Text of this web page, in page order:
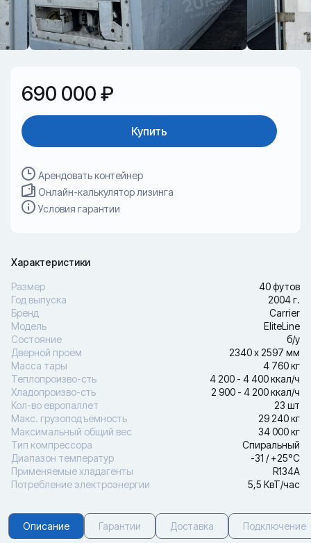
690 000 ₽
Купить
Арендовать контейнер
Онлайн-калькулятор лизинга
Условия гарантии
Характеристики
Размер
40 футов
Год выпуска
2004 г.
Бренд
Carrier
Модель
EliteLine
Состояние
б/у
Дверной проём
2340 х 2597 мм
Масса тары
4 760 кг
Теплопроизво-сть
4 200 - 4 400 ккал/ч
Хладопроизво-сть
2 900 - 4 200 ккал/ч
Кол-во европаллет
23 шт
Макс. грузоподъёмность
29 240 кг
Максимальный общий вес
34 000 кг
Тип компрессора
Спиральный
Диапазон температур
-31 / +25°С
Применяемые хладагенты
R134A
Потребление электроэнергии
5,5 КвТ/час
Описание Гарантии Доставка Подключение